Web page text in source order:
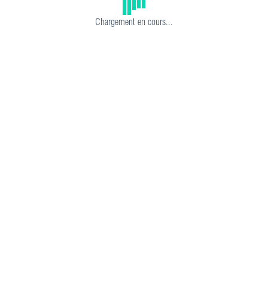
Chargement en cours...